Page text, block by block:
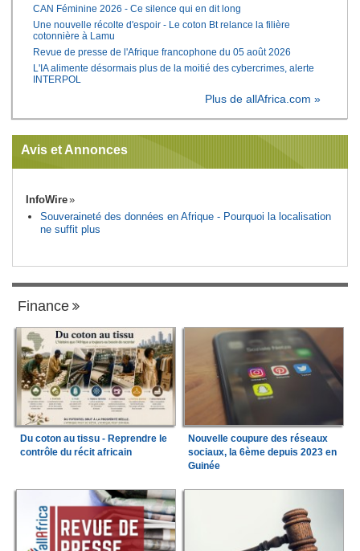
CAN Féminine 2026 - Ce silence qui en dit long
Une nouvelle récolte d'espoir - Le coton Bt relance la filière
cotonnière à Lamu
Revue de presse de l'Afrique francophone du 05 août 2026
L'IA alimente désormais plus de la moitié des cybercrimes, alerte
INTERPOL
Plus de allAfrica.com »
Avis et Annonces
InfoWire
Souveraineté des données en Afrique - Pourquoi la localisation
ne suffit plus
Finance
Du coton au tissu - Reprendre le
contrôle du récit africain
Nouvelle coupure des réseaux
sociaux, la 6ème depuis 2023 en
Guinée